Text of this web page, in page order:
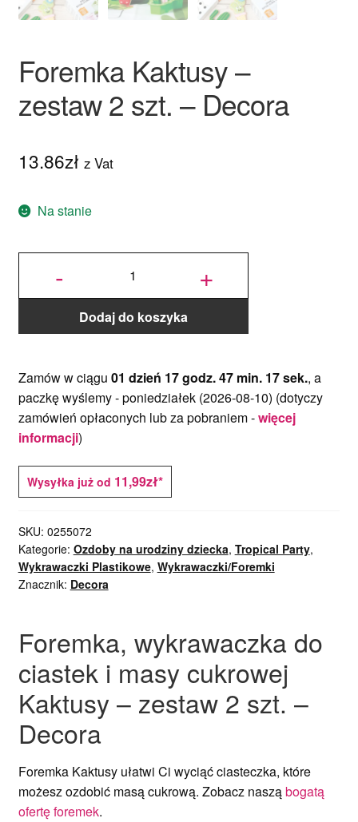
Foremka Kaktusy –
zestaw 2 szt. – Decora
13.86zł z Vat
Na stanie
-
ilość
- zestaw
Decora +
Dodaj do koszyka
Zamów w ciągu 01 dzień 17 godz. 47 min. 16 sek., a
paczkę wyślemy -poniedziałek (2026-08-10) (dotyczy
zamówień opłaconych lub za pobraniem -więcej
informacji)
Wysyłka już od 11,99zł*
SKU: 0255072
Kategorie: Ozdoby na urodziny dziecka, Tropical Party,
Wykrawaczki Plastikowe, Wykrawaczki/Foremki
Znacznik: Decora
Foremka, wykrawaczka do
ciastek i masy cukrowej
Kaktusy – zestaw 2 szt. –
Decora
Foremka Kaktusy ułatwi Ci wyciąć ciasteczka, które
możesz ozdobić masą cukrową. Zobacz nasząbogatą
ofertę foremek.